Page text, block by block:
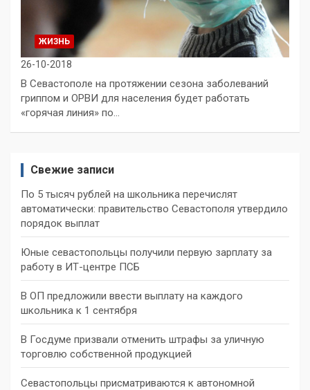
ЖИЗНЬ
26-10-2018
В Севастополе на протяжении сезона заболеваний
гриппом и ОРВИ для населения будет работать
«горячая линия» по…
Свежие записи
По 5 тысяч рублей на школьника перечислят
автоматически: правительство Севастополя утвердило
порядок выплат
Юные севастопольцы получили первую зарплату за
работу в ИТ-центре ПСБ
В ОП предложили ввести выплату на каждого
школьника к 1 сентября
В Госдуме призвали отменить штрафы за уличную
торговлю собственной продукцией
Севастопольцы присматриваются к автономной